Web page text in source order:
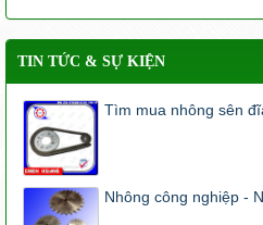
TIN TỨC & SỰ KIỆN
Tìm mua nhông sên
Nhông công nghiệp -